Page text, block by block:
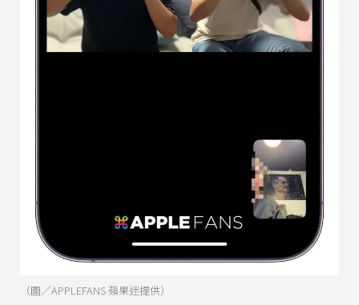
（圖／APPLEFANS 蘋果迷提供）